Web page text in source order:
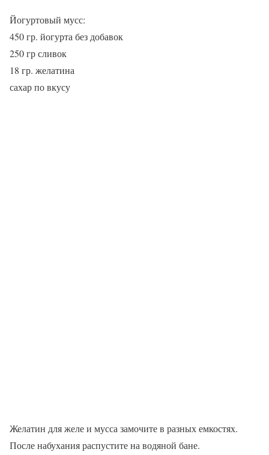
Йогуртовый мусс:
450 гр. йогурта без добавок
250 гр сливок
18 гр. желатина
сахар по вкусу
Желатин для желе и мусса замочите в разных емкостях.
После набухания распустите на водяной бане.